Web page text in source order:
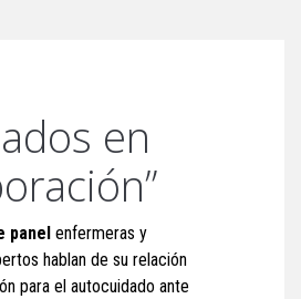
en
panel enfermeras y
hablan de su relación
para el autocuidado ante